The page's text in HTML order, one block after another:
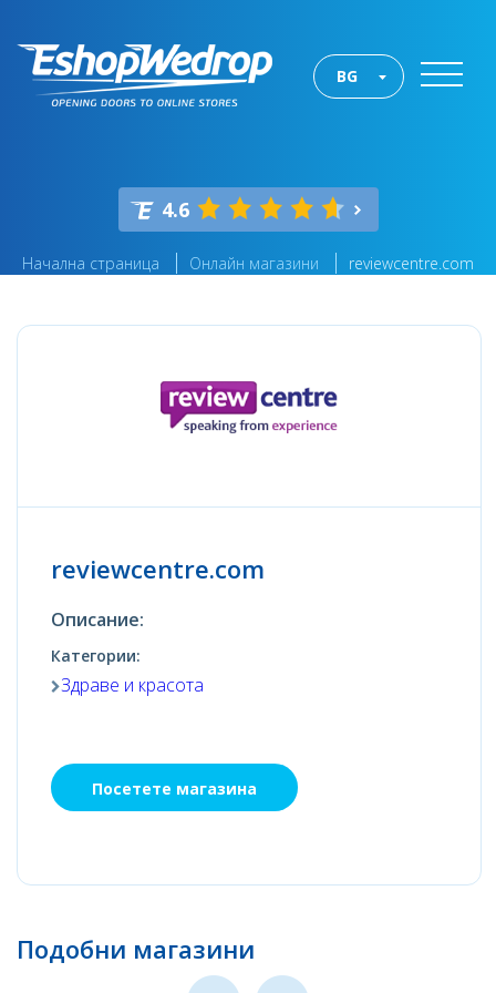
BG
4.6
Начална страница Онлайн магазини reviewcentre.com
reviewcentre.com
Описание:
Категории:
Здраве и красота
Посетете магазина
Подобни магазини